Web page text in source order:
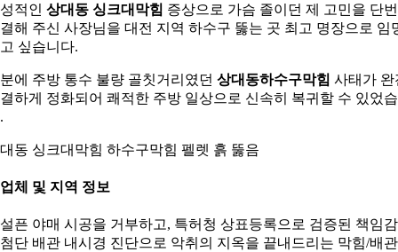
적인 상대동 싱크대막힘 증상으로 가슴 졸이던 제 고민을 단
해 주신 사장님을 대전 지역 하수구 뚫는 곳 최고 명장으로 임
싶습니다.
에 주방 통수 불량 골칫거리였던 상대동하수구막힘 사태가 완
하게 정화되어 쾌적한 주방 일상으로 신속히 복귀할 수 있었
동 싱크대막힘 하수구막힘 펠렛 흙 뚫음
체 및 지역 정보
픈 야매 시공을 거부하고, 특허청 상표등록으로 검증된 책임
단 배관 내시경 진단으로 악취의 지옥을 끝내드리는 막힘/배관